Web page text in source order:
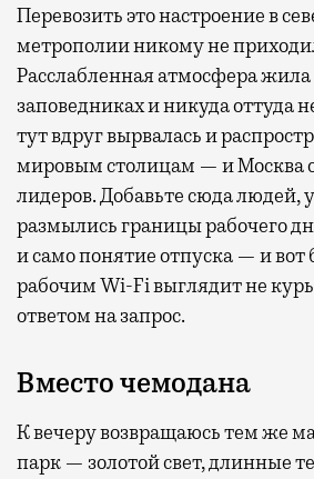
Перевозить это настроение в
метрополии никому не
Расслабленная атмосфера жила
заповедниках и никуда оттуда
тут вдруг вырвалась и
мировым столицам — и Москва
лидеров. Добавьте сюда людей,
размылись границы рабочего
и само понятие отпуска — и вот
рабочим Wi-Fi выглядит не
ответом на запрос.
Вместо чемодана
К вечеру возвращаюсь тем же
парк — золотой свет, длинные